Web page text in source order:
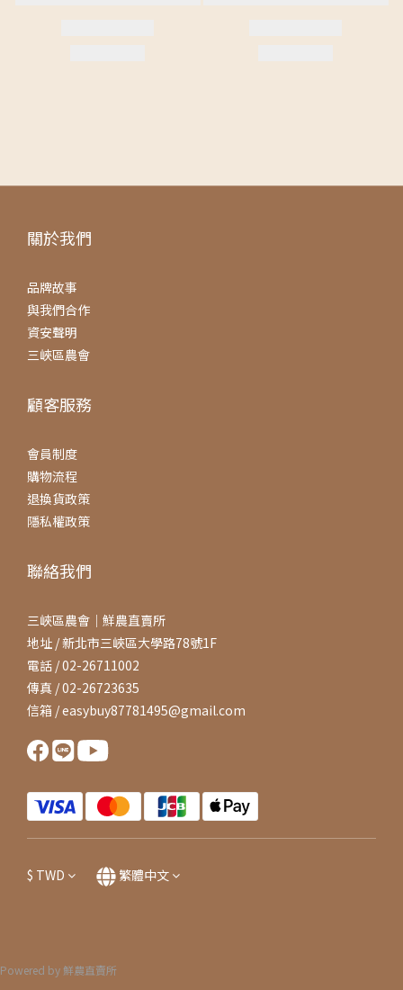
關於我們
品牌故事
與我們合作
資安聲明
三峽區農會
顧客服務
會員制度
購物流程
退換貨政策
隱私權政策
聯絡我們
三峽區農會｜鮮農直賣所
地址 / 新北市三峽區大學路78號1F
電話 / 02-26711002
傳真 / 02-26723635
信箱 / easybuy87781495@gmail.com
$ TWD 繁體中文
Powered by 鮮農直賣所